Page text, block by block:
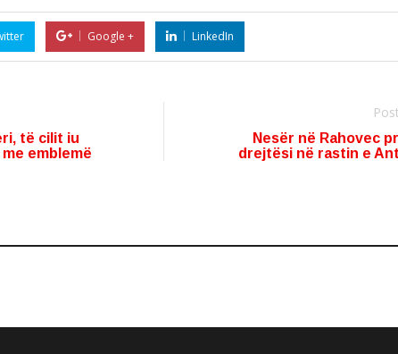
Google + LinkedIn
të cilit iu
emblemë
Nesër në Rahovec
drejtësi në rastin e